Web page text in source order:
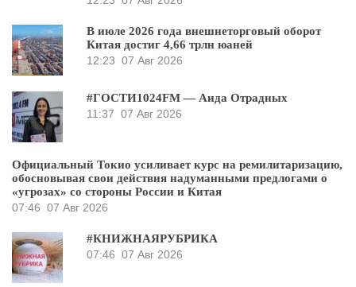
В июле 2026 года внешнеторговый оборот
Китая достиг 4,66 трлн юаней
12:23 07 Авг 2026
#ГОСТИ1024FM — Аида Отрадных
11:37 07 Авг 2026
Официальный Токио усиливает курс на ремилитаризацию,
обосновывая свои действия надуманными предлогами о
«угрозах» со стороны России и Китая
07:46 07 Авг 2026
#КНИЖНАЯРУБРИКА
07:46 07 Авг 2026